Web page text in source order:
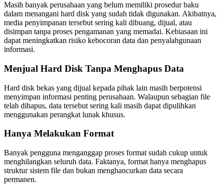
Masih banyak perusahaan yang belum memiliki prosedur baku
dalam menangani hard disk yang sudah tidak digunakan. Akibatnya,
media penyimpanan tersebut sering kali dibuang, dijual, atau
disimpan tanpa proses pengamanan yang memadai. Kebiasaan ini
dapat meningkatkan risiko kebocoran data dan penyalahgunaan
informasi.
Menjual Hard Disk Tanpa Menghapus Data
Hard disk bekas yang dijual kepada pihak lain masih berpotensi
menyimpan informasi penting perusahaan. Walaupun sebagian file
telah dihapus, data tersebut sering kali masih dapat dipulihkan
menggunakan perangkat lunak khusus.
Hanya Melakukan Format
Banyak pengguna menganggap proses format sudah cukup untuk
menghilangkan seluruh data. Faktanya, format hanya menghapus
struktur sistem file dan bukan menghancurkan data secara
permanen.